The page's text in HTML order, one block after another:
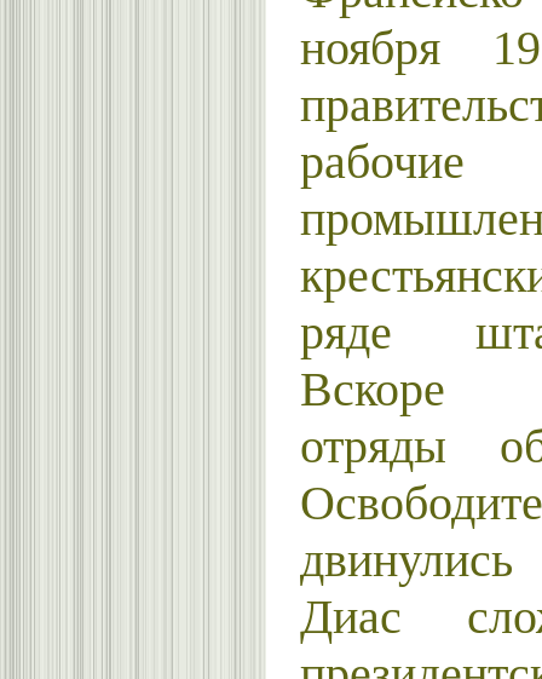
ноября
рабочие
ряде
Вскоре
отряды
Диас